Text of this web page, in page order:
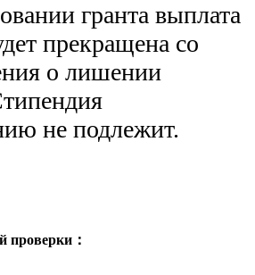
гранта выплата
прекращена со
о лишении
не подлежит.
проверки：